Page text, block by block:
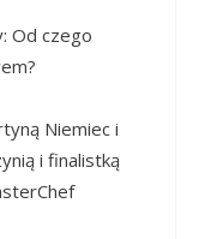
Od czego
Niemiec i
i finalistką